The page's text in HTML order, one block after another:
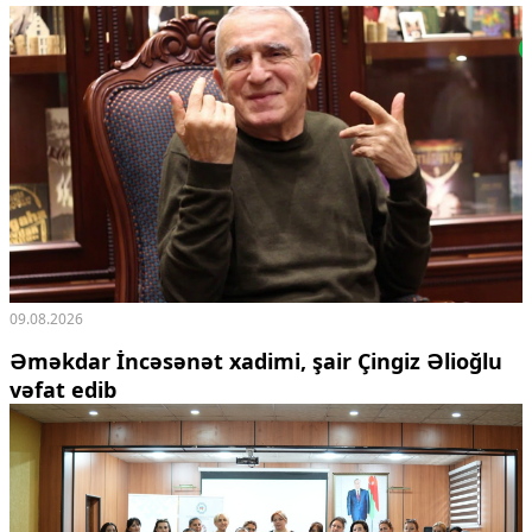
Ekologiya
Zəfər - 5
Gənclər və İdman
Media və QHT
Hadisə
Sağlamlıq
Sosium
Mənəvi dəyərlər
Texnologiya
Mətbuat-150
Əlaqə
Missiyamız
09.08.2026
Əməkdar İncəsənət xadimi, şair Çingiz Əlioğlu
vəfat edib